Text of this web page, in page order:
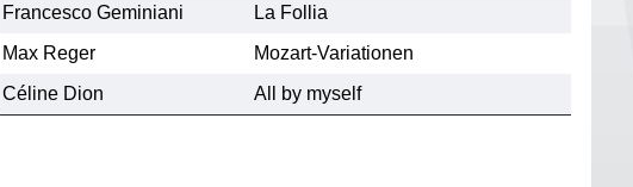
Francesco Geminiani
La Follia
Max Reger
Mozart-Variationen
Céline Dion
All by myself